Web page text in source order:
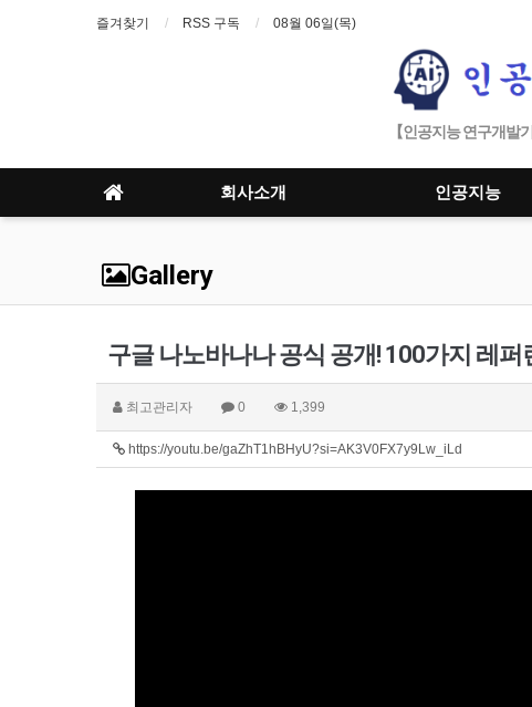
즐겨찾기 RSS 구독 08월 06일(목)
【인공지능 연구개
회사소개 인공지능
Gallery
구글 나노바나나 공식 공개! 100가지 레퍼
최고관리자 0 1,399
https://youtu.be/gaZhT1hBHyU?si=AK3V0FX7y9Lw_iLd